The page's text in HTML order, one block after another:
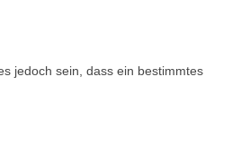
jedoch sein, dass ein bestimmtes